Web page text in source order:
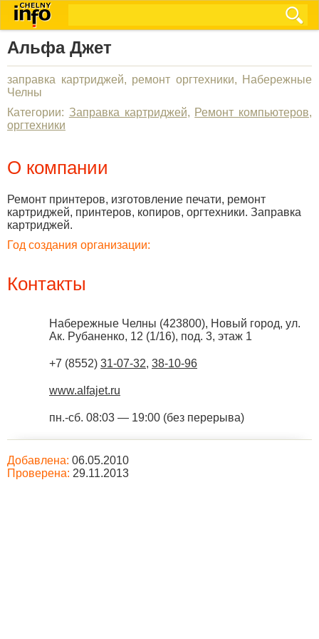
Альфа Джет
заправка картриджей, ремонт оргтехники, Набережные
Челны
Категории: Заправка картриджей, Ремонт компьютеров,
оргтехники
О компании
Ремонт принтеров, изготовление печати, ремонт
картриджей, принтеров, копиров, оргтехники. Заправка
картриджей.
Год создания организации:
Контакты
Набережные Челны (423800), Новый город, ул.
Ак. Рубаненко, 12 (1/16), под. 3, этаж 1
+7 (8552) 31-07-32, 38-10-96
www.alfajet.ru
пн.-сб. 08:03 — 19:00 (без перерыва)
Добавлена: 06.05.2010
Проверена: 29.11.2013